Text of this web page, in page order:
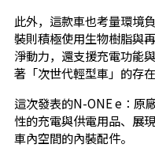
此外，這款車也考量環境
裝則積極使用生物樹脂與
淨動力，還支援充電功能
著「次世代輕型車」的存在
這次發表的N-ONE e：原
性的充電與供電用品、展
車內空間的內裝配件。